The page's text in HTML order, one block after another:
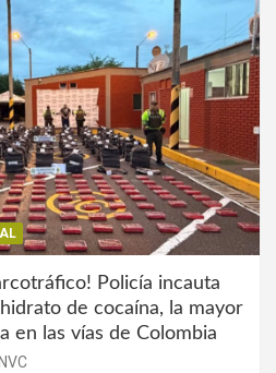
Policía incauta
de cocaína, la mayor
en las vías de Colombia